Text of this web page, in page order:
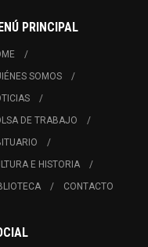
PRINCIPAL
SOMOS
DE TRABAJO
E HISTORIA
CONTACTO